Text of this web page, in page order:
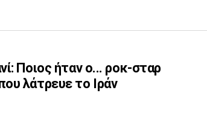
Ποιος ήταν ο... ροκ-σταρ
λάτρευε το Ιράν